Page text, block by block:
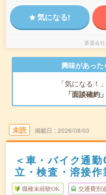
気になる!
派遣会社
興味があっ
「気になる！
「面談確約」
未読 掲載日 2026/08/03
＜車・バイク通
立・検査・溶接作
職種未経験OK 交通費別